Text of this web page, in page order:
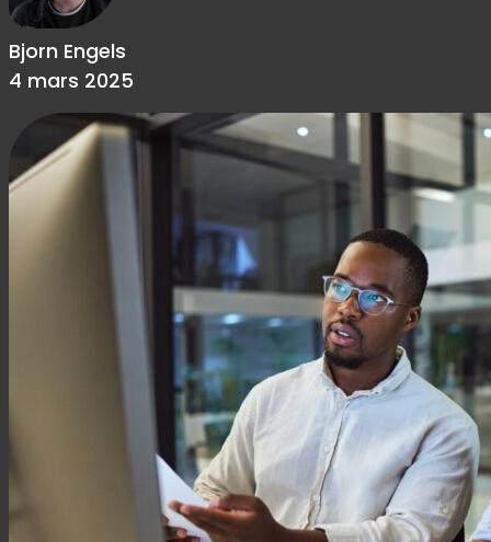
Bjorn Engels
4 mars 2025